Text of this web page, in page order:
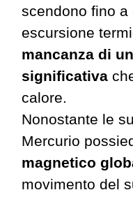
scendono fino a
escursione
mancanza di
significativa
calore.
Nonostante le
Mercurio
magnetico
movimento del